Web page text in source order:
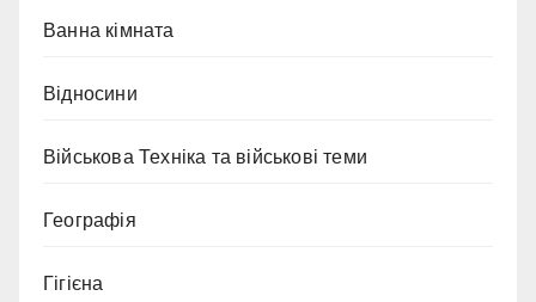
Ванна кімната
Відносини
Військова Техніка та військові теми
Географія
Гігієна